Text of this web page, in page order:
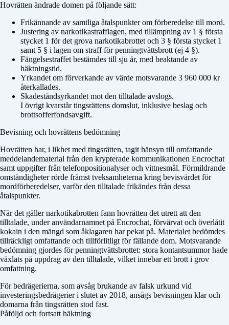
Hovrätten ändrade domen på följande sätt:
Frikännande av samtliga åtalspunkter om förberedelse till mord.
Justering av narkotikastrafflagen, med tillämpning av 1 § första
stycket 1 för det grova narkotikabrottet och 3 § första stycket 1
samt 5 § i lagen om straff för penningtvättsbrott (ej 4 §).
Fängelsestraffet bestämdes till sju år, med beaktande av
häktningstid.
Yrkandet om förverkande av värde motsvarande 3 960 000 kr
återkallades.
Skadeståndsyrkandet mot den tilltalade avslogs.
I övrigt kvarstår tingsrättens domslut, inklusive beslag och
brottsofferfondsavgift.
Bevisning och hovrättens bedömning
Hovrätten har, i likhet med tingsrätten, tagit hänsyn till omfattande
meddelandematerial från den krypterade kommunikationen Encrochat
samt uppgifter från telefonpositionalyser och vittnesmål. Förmildrande
omständigheter rörde främst tveksamheterna kring bevisvärdet för
mordförberedelser, varför den tilltalade frikändes från dessa
åtalspunkter.
När det gäller narkotikabrotten fann hovrätten det utrett att den
tilltalade, under användarnamnet på Encrochat, förvärvat och överlåtit
kokain i den mängd som åklagaren har pekat på. Materialet bedömdes
tillräckligt omfattande och tillförlitligt för fällande dom. Motsvarande
bedömning gjordes för penningtvättsbrottet: stora kontantsummor hade
växlats på uppdrag av den tilltalade, vilket innebar ett brott i grov
omfattning.
För bedrägerierna, som avsåg brukande av falsk urkund vid
investeringsbedrägerier i slutet av 2018, ansågs bevisningen klar och
domarna från tingsrätten stod fast.
Påföljd och fortsatt häktning